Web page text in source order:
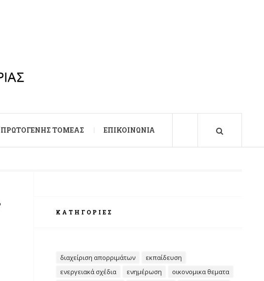
ΠΡΩΤΟΓΕΝΉΣ ΤΟΜΈΑΣ ΕΠΙΚΟΙΝΩΝΊΑ
ΚΑΤΗΓΟΡΊΕΣ
διαχείριση απορριμάτων
εκπαίδευση
ενεργειακά σχέδια
ενημέρωση
οικονομικα θεματα